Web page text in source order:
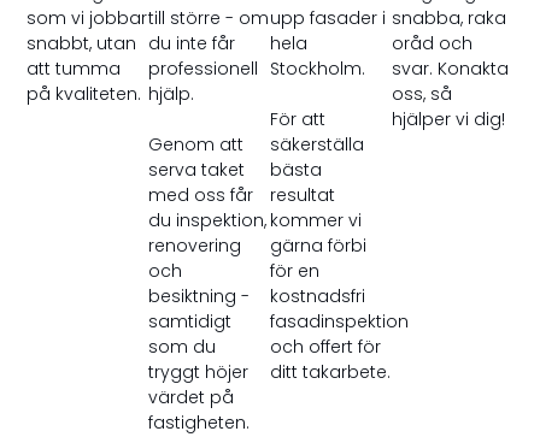
som vi jobbar
snabbt, utan
att tumma
på kvaliteten.
till större - om
du inte får
professionell
hjälp.
Genom att
serva taket
med oss får
du inspektion,
renovering
och
besiktning -
samtidigt
som du
tryggt höjer
värdet på
fastigheten.
upp fasader i
hela
Stockholm.
För att
säkerställa
bästa
resultat
kommer vi
gärna förbi
för en
kostnadsfri
fasadinspektion
och offert för
ditt takarbete.
snabba, raka
oråd och
svar. Konakta
oss, så
hjälper vi dig!